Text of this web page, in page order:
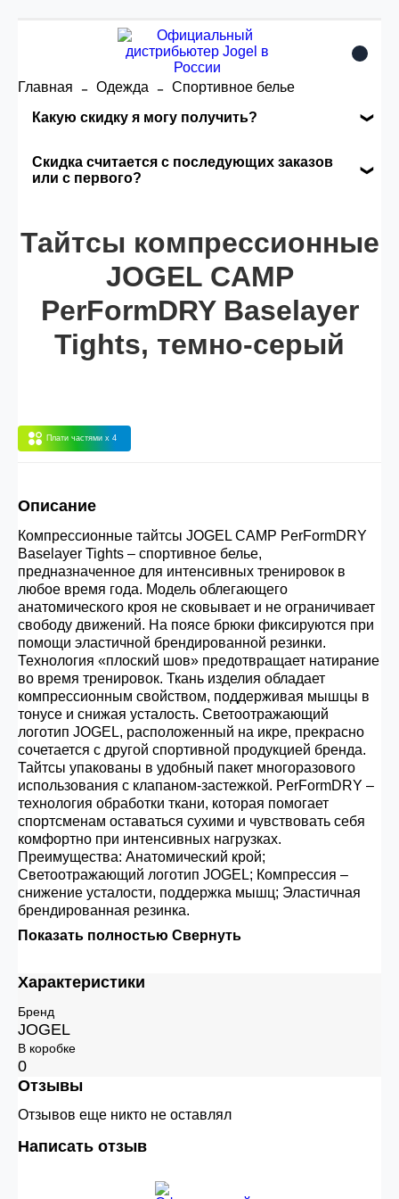
Главная Одежда
Спортивное белье
Какую скидку я могу получить?
заказа, общая сумма заказа считается по
розничной цене
Опт 5 (25%) - сумма всех заказов за 6 месяцев -
Опт 2 (36%) - сумма всех заказов за 6 месяцев
200.000 рублей.
Опт 1(38%) -сумма всех заказов за 6 месяцев -
400.000 рублей.
Скидка считается с последующих заказов
или с первого?
автоматически активизируется в корзине вашего
заказа.
Тайтсы компрессионные
JOGEL CAMP
PerFormDRY Baselayer
Tights, темно-серый
Плати частями x 4
Описание
Компрессионные тайтсы JOGEL CAMP PerFormDRY
Baselayer Tights – спортивное белье,
предназначенное для интенсивных тренировок в
любое время года. Модель облегающего
анатомического кроя не сковывает и не ограничивает
свободу движений. На поясе брюки фиксируются при
помощи эластичной брендированной резинки.
Технология «плоский шов» предотвращает натирание
во время тренировок. Ткань изделия обладает
компрессионным свойством, поддерживая мышцы в
тонусе и снижая усталость. Светоотражающий
логотип JOGEL, расположенный на икре, прекрасно
сочетается с другой спортивной продукцией бренда.
Тайтсы упакованы в удобный пакет многоразового
использования с клапаном-застежкой. PerFormDRY –
технология обработки ткани, которая помогает
спортсменам оставаться сухими и чувствовать себя
комфортно при интенсивных нагрузках.
Преимущества: Анатомический крой;
Светоотражающий логотип JOGEL; Компрессия –
снижение усталости, поддержка мышц; Эластичная
брендированная резинка.
Показать полностью Свернуть
Характеристики
Бренд
JOGEL
В коробке
0
Отзывы
Отзывов еще никто не оставлял
Написать отзыв